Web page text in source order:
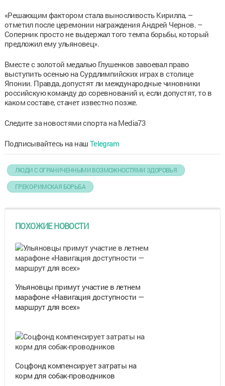
«Решающим фактором стала выносливость Кирилла, –
отметил после церемонии награждения Андрей Чернов. –
Соперник просто не выдержал того темпа борьбы, который
предложил ему ульяновец».
Вместе с золотой медалью Глушенков завоевал право
выступить осенью на Сурдлимпийских играх в столице
Японии. Правда, допустят ли международные чиновники
российскую команду до соревнований и, если допустят, то в
каком составе, станет известно позже.
Следите за новостями спорта на Media73
Подписывайтесь на наш Telegram
ЛЮДИ С ОГРАНИЧЕННЫМИ ВОЗМОЖНОСТЯМИ ЗДОРОВЬЯ
ГРЕКО-РИМСКАЯ БОРЬБА
ПОХОЖИЕ НОВОСТИ
Ульяновцы примут участие в летнем
марафоне «Навигация доступности —
маршрут для всех»
Соцфонд компенсирует затраты на
корм для собак-проводников